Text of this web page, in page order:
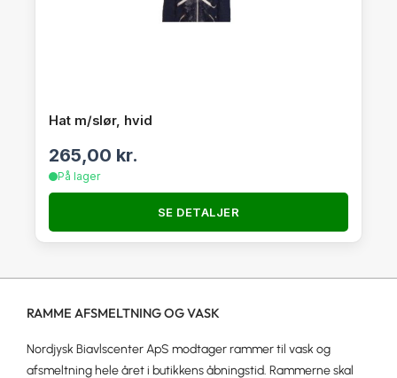
Hat m/slør, hvid
265,00 kr.
På lager
SE DETALJER
RAMME AFSMELTNING OG VASK
Nordjysk Biavlscenter ApS modtager rammer til vask og
afsmeltning hele året i butikkens åbningstid. Rammerne skal